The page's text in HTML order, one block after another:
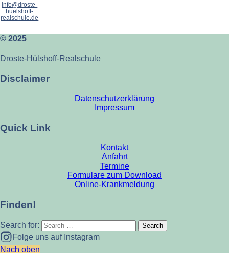
info@droste-
huelshoff-
realschule.de
© 2025
Droste-Hülshoff-Realschule
Disclaimer
Datenschutzerklärung
Impressum
Quick Link
Kontakt
Anfahrt
Termine
Formulare zum Download
Online-Krankmeldung
Finden!
Search for:
Folge uns auf Instagram
Nach oben